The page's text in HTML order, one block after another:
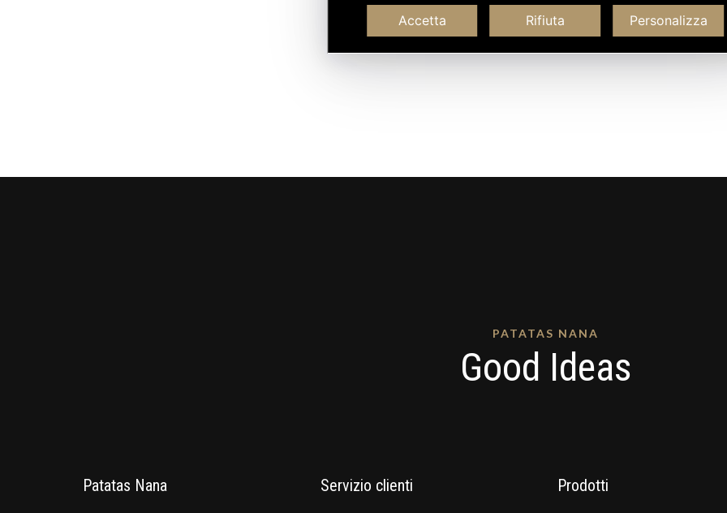
Accetta Rifiuta Personalizza
PATATAS NANA
Good Ideas
Patatas Nana Servizio clienti Prodotti